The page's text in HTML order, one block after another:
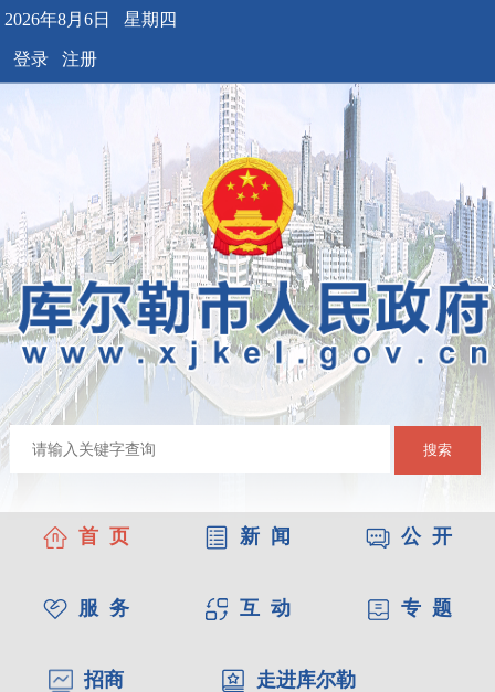
2026年8月6日 星期四
登录 注册
搜索
首 页 新 闻 公 开
服 务 互 动 专 题
招商 走进库尔勒